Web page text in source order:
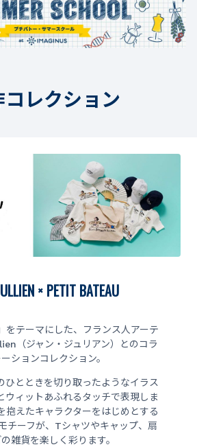
レクション
× PETIT BATEAU
をテーマにした、フランス人アーテ
（ジャン・ジュリアン）とのコラ
ションコレクション。
ひとときを切り取ったようなイラス
ウィットあふれるタッチで表現しま
抱えたキャラクターをはじめとする
チーフが、Tシャツやキャップ、扇
雑貨を楽しく彩ります。